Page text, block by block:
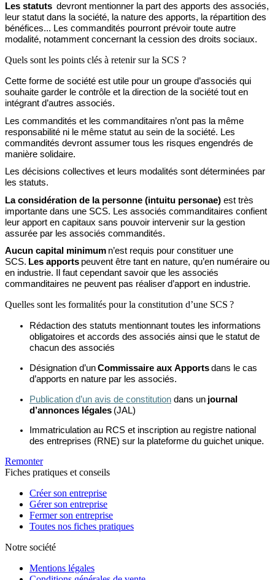
Les statuts devront mentionner la part des apports des associés,
leur statut dans la société, la nature des apports, la répartition des
bénéfices... Les commandités pourront prévoir toute autre
modalité, notamment concernant la cession des droits sociaux.
Quels sont les points clés à retenir sur la SCS ?
Cette forme de société est utile pour un groupe d’associés qui
souhaite garder le contrôle et la direction de la société tout en
intégrant d’autres associés.
Les commandités et les commanditaires n’ont pas la même
responsabilité ni le même statut au sein de la société. Les
commandités devront assumer tous les risques engendrés de
manière solidaire.
Les décisions collectives et leurs modalités sont déterminées par
les statuts.
La considération de la personne (intuitu personae) est très
importante dans une SCS. Les associés commanditaires confient
leur apport en capitaux sans pouvoir intervenir sur la gestion
assurée par les associés commandités.
Aucun capital minimum n’est requis pour constituer une
SCS. Les apports peuvent être tant en nature, qu’en numéraire ou
en industrie. Il faut cependant savoir que les associés
commanditaires ne peuvent pas réaliser d’apport en industrie.
Quelles sont les formalités pour la constitution d’une SCS ?
Rédaction des statuts mentionnant toutes les informations
obligatoires et accords des associés ainsi que le statut de
chacun des associés
Désignation d’unCommissaire aux Apportsdans le cas
d’apports en nature par les associés.
Publication d’un avis de constitution dans un journal
d’annonces légales (JAL)
Immatriculation au RCS et inscription au registre national
des entreprises (RNE) sur la plateforme du guichet unique.
Remonter
Fiches pratiques et conseils
Créer son entreprise
Gérer son entreprise
Fermer son entreprise
Toutes nos fiches pratiques
Notre société
Mentions légales